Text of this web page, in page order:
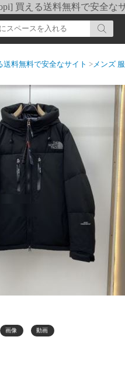
買える送料無料で安全な
料無料で安全なサイト >メンズ 服
画像 動画